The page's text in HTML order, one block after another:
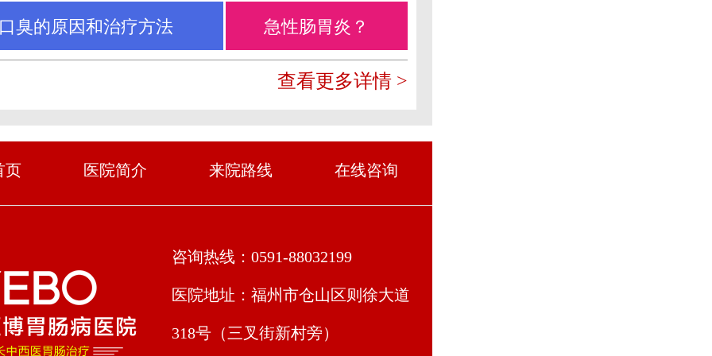
臭的原因和治疗方法 急性肠胃炎？
查看更多详情 >
页 医院简介 来院路线 在线咨询
咨询热线：0591-88032199
医院地址：福州市仓山区则徐大道
318号（三叉街新村旁）